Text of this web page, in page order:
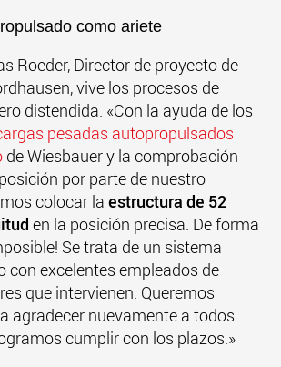
como ariete
Roeder, Director de proyecto de
vive los procesos de
distendida. «Con la ayuda de los
pesadas autopropulsados
de Wiesbauer y la comprobación
por parte de nuestro
colocar la estructura de 52
en la posición precisa. De forma
Se trata de un sistema
con excelentes empleados de
que intervienen. Queremos
agradecer nuevamente a todos
cumplir con los plazos.»